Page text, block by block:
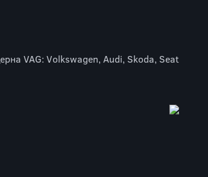
VAG: Volkswagen, Audi, Skoda, Seat